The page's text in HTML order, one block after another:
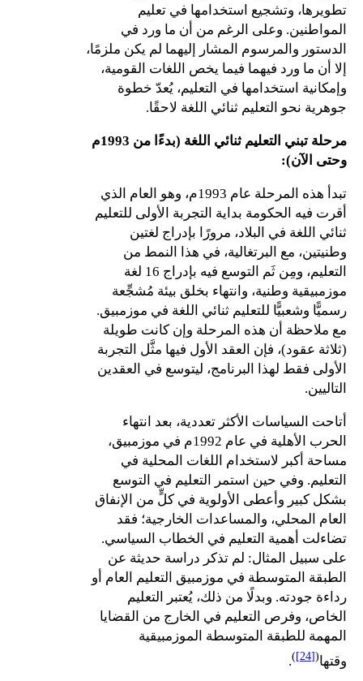
تطويرها، وتشجيع استخدامها في تعليم
المواطنين. وعلى الرغم من أن ما ورد في
الدستور والمرسوم المشار إليهما لم يكن ملزمًا،
إلا أن ما ورد فيهما فيما يخص اللغات القومية،
وإمكانية استخدامها في التعليم، يُعدّ خطوة
جوهرية نحو التعليم ثنائي اللغة لاحقًا.
مرحلة تبني التعليم ثنائي اللغة (بدءًا من 1993م
وحتى الآن):
تبدأ هذه المرحلة عام 1993م، وهو العام الذي
أقرت فيه الحكومة بداية التجربة الأولى للتعليم
ثنائي اللغة في البلاد، مرورًا بإدراج لغتين
وطنيتين، مع البرتغالية، في هذا النمط من
التعليم، ومِن ثَم التوسع فيه بإدراج 16 لغة
موزمبيقية وطنية، وانتهاء بخلق بيئة مُشجِّعة
رسميًّا وشعبيًّا للتعليم ثنائي اللغة في موزمبيق.
مع ملاحظة أن هذه المرحلة وإن كانت طويلة
(ثلاثة عقود)، فإن العقد الأول فيها مثَّل التجربة
الأولى فقط لهذا البرنامج، ليتوسع في العقدين
التاليين.
أتاحت السياسات الأكثر تعددية، بعد انتهاء
الحرب الأهلية في عام 1992م في موزمبيق،
مساحة أكبر لاستخدام اللغات المحلية في
التعليم. وفي حين استمر التعليم في التوسع
بشكل كبير وأعطى الأولوية في كلٍّ من الإنفاق
العام المحلي، والمساعدات الخارجية؛ فقد
تضاءلت أهمية التعليم في الخطاب السياسي.
على سبيل المثال: لم تذكر دراسة حديثة عن
الطبقة المتوسطة في موزمبيق التعليم العام أو
رداءة جودته. وبدلًا من ذلك، يُعتبر التعليم
الخاص، وفرص التعليم في الخارج من القضايا
المهمة للطبقة المتوسطة الموزمبيقية
وقتها(
[24]
)
.